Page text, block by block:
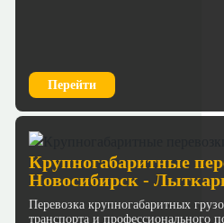
Перейти
Крупногабаритные
Новосибирск -
Перевозка крупногабаритных
транспорта и профессионального